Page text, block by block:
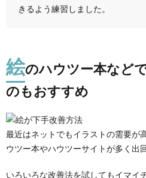
きるよう練習しました。
絵のハウツー本など
のもおすすめ
最近はネットでもイラストの需要が
ウツー本やハウツーサイトが多く出
いろいろな改善法を試してもイマイ